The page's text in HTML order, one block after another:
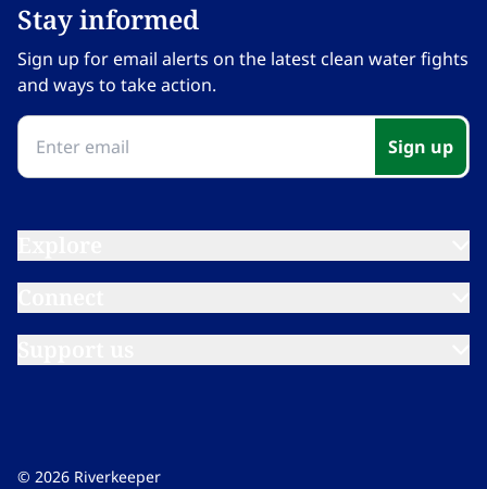
Stay informed​​​​‌ ‍ ​‍​‍‌‍ ‌ ​‍‌‍‍‌‌‍‌ ‌‍‍‌‌‍ ‍​‍​‍​ ‍‍​‍​‍‌ ​ ‌‍​‌‌‍ ‍‌‍‍‌‌ ‌​‌ ‍‌​‍ ‍‌‍‍‌‌‍ ​‍​‍​‍ ​​‍​‍‌‍‍​‌ ​‍‌‍‌‌‌‍‌‍​‍​‍​ ‍‍​‍​‍‌‍‍​‌ ‌​‌ ‌​‌ ​​‌ ​ ​ ‍‍​‍ ​‍ ‌‍​ ‌‍ ‌‌ ​ ​‍ ‍‌‍ ‌‌‍​‌‌‍‍‌‌‍ ‍​‍ ‍​ ​‍​ ​​​ ​‍​ ‌​‌ ​‍‌‍‌‌‌‍‌​‌‍‌‌‌ ​ ‌‍‍‌‌‍‌ ‌‍ ‍​‍ ‍‌ ​‍‌‍‍‌‌ ‌‍‌‍‌‌‌ ​‍‌‍‍ ‌‍‌‌‌‍‌‌‌ ​​‌‍‌‌‌ ​‍​‍ ‍‌‍ ‌ ​‍‌‍‌ ​‍ ‌‍‍‌‌‍ ‍‌ ‌​‌‍‌‌‌‍ ‍‌ ‌​​‍ ‌‍‌‌‌‍‌​‌‍‍‌‌ ‌​​‍ ‌‍ ‌‌‍ ‌‍‌​‌‍‌‌​ ‌‌ ​​‌ ​‍‌‍‌‌‌ ​ ‌‍‌‌‌‍ ‍‌ ‌​‌‍​‌‌ ‌​‌‍‍‌‌‍ ‌‍ ‍​ ‍ ‌‍‍‌‌‍‌​​ ‌‌‍‌‍‌‍ ‌‍ ‌ ‌​‌‍‌‌‌ ​‍​ ‍ ‌ ‌​‌ ‍‌‌ ​​‌‍‌‌​ ‌‌‍‌‍‌‍ ‌‍ ‌ ‌​‌‍‌‌‌ ​‍​ ‍ ‌ ​​‌‍​‌‌ ‌​‌‍‍​​ ‌‌‍ ‍‌‍‌‌‌ ‌ ‌ ​ ‌‍ ​‌‍‌‌‌ ‌​‌ ‌​‌‍‌‌‌ ​‍​‍ ‍‌ ‌​‌‍‍‌‌ ‌​‌‍ ​‌‍‌‌​ ‌‍​‍‌‍​‌‌ ​ ‌‍‌‌‌‌‌‌‌ ​‍‌‍ ​​ ‌‌‍‍​‌ ‌​‌ ‌​‌ ​​‌ ​ ​‍‌‌​ ​ ‌​​‌​‍‌‌​ ​‍‌​‌‍​‍‌‌​ ​‍‌​‌‍‌‍​ ‌‍ ‌‌ ​ ​‍ ‍‌‍ ‌‌‍​‌‌‍‍‌‌‍ ‍​‍ ‍​ ​‍​ ​​​ ​‍​ ‌​‌ ​‍‌‍‌‌‌‍‌​‌‍‌‌‌ ​ ‌‍‍‌‌‍‌ ‌‍ ‍​‍ ‍‌ ​‍‌‍‍‌‌ ‌‍‌‍‌‌‌ ​‍‌‍‍ ‌‍‌‌‌‍‌‌‌ ​​‌‍‌‌‌ ​‍​‍ ‍‌‍ ‌ ​‍‌‍‌ ​‍‌‍‌‍‍‌‌‍‌​​ ‌‌‍‌‍‌‍ ‌‍ ‌ ‌​‌‍‌‌‌ ​‍​‍‌‍‌ ‌​‌ ‍‌‌ ​​‌‍‌‌​ ‌‌‍‌‍‌‍ ‌‍ ‌ ‌​‌‍‌‌‌ ​‍​‍‌‍‌ ​​‌‍​‌‌ ‌​‌‍‍​​ ‌‌‍ ‍‌‍‌‌‌ ‌ ‌ ​ ‌‍ ​‌‍‌‌‌ ‌​‌ ‌​‌‍‌‌‌ ​‍​‍ ‍‌ ‌​‌‍‍‌‌ ‌​‌‍ ​‌‍‌‌​‍‌‍‌ ​​‌‍‌‌‌ ​‍‌ ​ ‌ ​​‌‍‌‌‌‍​ ‌ ‌​‌‍‍‌‌ ‌‍‌‍‌‌​ ‌‌ ​​‌ ‌‌‌‍​‍‌‍ ​‌‍‍‌‌ ​ ‌‍‍​‌‍‌‌‌‍‌​​‍​‍‌ ‌
Sign up for email alerts on the latest clean water fights
and ways to take action.​​​​‌ ‍ ​‍​‍‌‍ ‌ ​‍‌‍‍‌‌‍‌ ‌‍‍‌‌‍ ‍​‍​‍​ ‍‍​‍​‍‌ ​ ‌‍​‌‌‍ ‍‌‍‍‌‌ ‌​‌ ‍‌​‍ ‍‌‍‍‌‌‍ ​‍​‍​‍ ​​‍​‍‌‍‍​‌ ​‍‌‍‌‌‌‍‌‍​‍​‍​ ‍‍​‍​‍‌‍‍​‌ ‌​‌ ‌​‌ ​​‌ ​ ​ ‍‍​‍ ​‍ ‌‍​ ‌‍ ‌‌ ​ ​‍ ‍‌‍ ‌‌‍​‌‌‍‍‌‌‍ ‍​‍ ‍​ ​‍​ ​​​ ​‍​ ‌​‌ ​‍‌‍‌‌‌‍‌​‌‍‌‌‌ ​ ‌‍‍‌‌‍‌ ‌‍ ‍​‍ ‍‌ ​‍‌‍‍‌‌ ‌‍‌‍‌‌‌ ​‍‌‍‍ ‌‍‌‌‌‍‌‌‌ ​​‌‍‌‌‌ ​‍​‍ ‍‌‍ ‌ ​‍‌‍‌ ​‍ ‌‍‍‌‌‍ ‍‌ ‌​‌‍‌‌‌‍ ‍‌ ‌​​‍ ‌‍‌‌‌‍‌​‌‍‍‌‌ ‌​​‍ ‌‍ ‌‌‍ ‌‍‌​‌‍‌‌​ ‌‌ ​​‌ ​‍‌‍‌‌‌ ​ ‌‍‌‌‌‍ ‍‌ ‌​‌‍​‌‌ ‌​‌‍‍‌‌‍ ‌‍ ‍​ ‍ ‌‍‍‌‌‍‌​​ ‌‌‍‌‍‌‍ ‌‍ ‌ ‌​‌‍‌‌‌ ​‍​ ‍ ‌ ‌​‌ ‍‌‌ ​​‌‍‌‌​ ‌‌‍‌‍‌‍ ‌‍ ‌ ‌​‌‍‌‌‌ ​‍​ ‍ ‌ ​​‌‍​‌‌ ‌​‌‍‍​​ ‌‌‍ ‍‌‍‌‌‌ ‌ ‌ ​ ‌‍ ​‌‍‌‌‌ ‌​‌ ‌​‌‍‌‌‌ ​‍​‍ ‍‌‍‌​‌‍‌‌‌ ​ ‌‍​ ‌ ​‍‌‍‍‌‌ ​​‌ ‌​‌‍‍‌‌‍ ‌‍ ‍​ ‌‍​‍‌‍​‌‌ ​ ‌‍‌‌‌‌‌‌‌ ​‍‌‍ ​​ ‌‌‍‍​‌ ‌​‌ ‌​‌ ​​‌ ​ ​‍‌‌​ ​ ‌​​‌​‍‌‌​ ​‍‌​‌‍​‍‌‌​ ​‍‌​‌‍‌‍​ ‌‍ ‌‌ ​ ​‍ ‍‌‍ ‌‌‍​‌‌‍‍‌‌‍ ‍​‍ ‍​ ​‍​ ​​​ ​‍​ ‌​‌ ​‍‌‍‌‌‌‍‌​‌‍‌‌‌ ​ ‌‍‍‌‌‍‌ ‌‍ ‍​‍ ‍‌ ​‍‌‍‍‌‌ ‌‍‌‍‌‌‌ ​‍‌‍‍ ‌‍‌‌‌‍‌‌‌ ​​‌‍‌‌‌ ​‍​‍ ‍‌‍ ‌ ​‍‌‍‌ ​‍‌‍‌‍‍‌‌‍‌​​ ‌‌‍‌‍‌‍ ‌‍ ‌ ‌​‌‍‌‌‌ ​‍​‍‌‍‌ ‌​‌ ‍‌‌ ​​‌‍‌‌​ ‌‌‍‌‍‌‍ ‌‍ ‌ ‌​‌‍‌‌‌ ​‍​‍‌‍‌ ​​‌‍​‌‌ ‌​‌‍‍​​ ‌‌‍ ‍‌‍‌‌‌ ‌ ‌ ​ ‌‍ ​‌‍‌‌‌ ‌​‌ ‌​‌‍‌‌‌ ​‍​‍ ‍‌‍‌​‌‍‌‌‌ ​ ‌‍​ ‌ ​‍‌‍‍‌‌ ​​‌ ‌​‌‍‍‌‌‍ ‌‍ ‍​‍‌‍‌ ​​‌‍‌‌‌ ​‍‌ ​ ‌ ​​‌‍‌‌‌‍​ ‌ ‌​‌‍‍‌‌ ‌‍‌‍‌‌​ ‌‌ ​​‌ ‌‌‌‍​‍‌‍ ​‌‍‍‌‌ ​ ‌‍‍​‌‍‌‌‌‍‌​​‍​‍‌ ‌
Sign up​​​​‌ ‍ ​‍​‍‌‍ ‌ ​‍‌‍‍‌‌‍‌ ‌‍‍‌‌‍ ‍​‍​‍​ ‍‍​‍​‍‌ ​ ‌‍​‌‌‍ ‍‌‍‍‌‌ ‌​‌ ‍‌​‍ ‍‌‍‍‌‌‍ ​‍​‍​‍ ​​‍​‍‌‍‍​‌ ​‍‌‍‌‌‌‍‌‍​‍​‍​ ‍‍​‍​‍‌‍‍​‌ ‌​‌ ‌​‌ ​​‌ ​ ​ ‍‍​‍ ​‍ ‌‍​ ‌‍ ‌‌ ​ ​‍ ‍‌‍ ‌‌‍​‌‌‍‍‌‌‍ ‍​‍ ‍​ ​‍​ ​​​ ​‍​ ‌​‌ ​‍‌‍‌‌‌‍‌​‌‍‌‌‌ ​ ‌‍‍‌‌‍‌ ‌‍ ‍​‍ ‍‌ ​‍‌‍‍‌‌ ‌‍‌‍‌‌‌ ​‍‌‍‍ ‌‍‌‌‌‍‌‌‌ ​​‌‍‌‌‌ ​‍​‍ ‍‌‍ ‌ ​‍‌‍‌ ​‍ ‌‍‍‌‌‍ ‍‌ ‌​‌‍‌‌‌‍ ‍‌ ‌​​‍ ‌‍‌‌‌‍‌​‌‍‍‌‌ ‌​​‍ ‌‍ ‌‌‍ ‌‍‌​‌‍‌‌​ ‌‌ ​​‌ ​‍‌‍‌‌‌ ​ ‌‍‌‌‌‍ ‍‌ ‌​‌‍​‌‌ ‌​‌‍‍‌‌‍ ‌‍ ‍​ ‍ ‌‍‍‌‌‍‌​​ ‌‌‍‌‍‌‍ ‌‍ ‌ ‌​‌‍‌‌‌ ​‍​ ‍ ‌ ‌​‌ ‍‌‌ ​​‌‍‌‌​ ‌‌‍‌‍‌‍ ‌‍ ‌ ‌​‌‍‌‌‌ ​‍​ ‍ ‌ ​​‌‍​‌‌ ‌​‌‍‍​​ ‌‌‍ ‍‌‍‌‌‌ ‌ ‌ ​ ‌‍ ​‌‍‌‌‌ ‌​‌ ‌​‌‍‌‌‌ ​‍​‍ ‍‌‍​‍‌ ‌‌‌ ‌​‌ ‌​‌‍ ‌‍ ‍‌​ ​‌‍​‌‌‍​‍‌‍‌‌‌‍ ​​ ‌‍​‍‌‍​‌‌ ​ ‌‍‌‌‌‌‌‌‌ ​‍‌‍ ​​ ‌‌‍‍​‌ ‌​‌ ‌​‌ ​​‌ ​ ​‍‌‌​ ​ ‌​​‌​‍‌‌​ ​‍‌​‌‍​‍‌‌​ ​‍‌​‌‍‌‍​ ‌‍ ‌‌ ​ ​‍ ‍‌‍ ‌‌‍​‌‌‍‍‌‌‍ ‍​‍ ‍​ ​‍​ ​​​ ​‍​ ‌​‌ ​‍‌‍‌‌‌‍‌​‌‍‌‌‌ ​ ‌‍‍‌‌‍‌ ‌‍ ‍​‍ ‍‌ ​‍‌‍‍‌‌ ‌‍‌‍‌‌‌ ​‍‌‍‍ ‌‍‌‌‌‍‌‌‌ ​​‌‍‌‌‌ ​‍​‍ ‍‌‍ ‌ ​‍‌‍‌ ​‍‌‍‌‍‍‌‌‍‌​​ ‌‌‍‌‍‌‍ ‌‍ ‌ ‌​‌‍‌‌‌ ​‍​‍‌‍‌ ‌​‌ ‍‌‌ ​​‌‍‌‌​ ‌‌‍‌‍‌‍ ‌‍ ‌ ‌​‌‍‌‌‌ ​‍​‍‌‍‌ ​​‌‍​‌‌ ‌​‌‍‍​​ ‌‌‍ ‍‌‍‌‌‌ ‌ ‌ ​ ‌‍ ​‌‍‌‌‌ ‌​‌ ‌​‌‍‌‌‌ ​‍​‍ ‍‌‍​‍‌ ‌‌‌ ‌​‌ ‌​‌‍ ‌‍ ‍‌​ ​‌‍​‌‌‍​‍‌‍‌‌‌‍ ​​‍‌‍‌ ​​‌‍‌‌‌ ​‍‌ ​ ‌ ​​‌‍‌‌‌‍​ ‌ ‌​‌‍‍‌‌ ‌‍‌‍‌‌​ ‌‌ ​​‌ ‌‌‌‍​‍‌‍ ​‌‍‍‌‌ ​ ‌‍‍​‌‍‌‌‌‍‌​​‍​‍‌ ‌
© 2026 Riverkeeper